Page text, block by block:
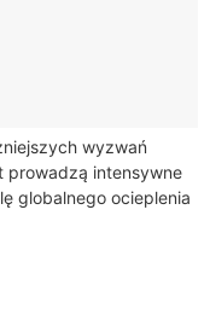
wyzwań
prowadzą intensywne
globalnego ocieplenia